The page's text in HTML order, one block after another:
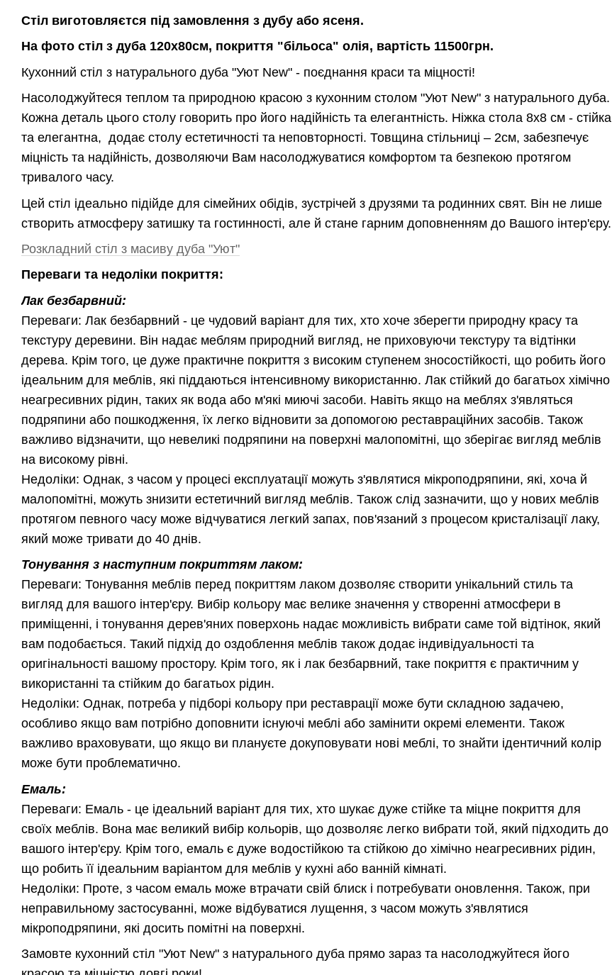
Стіл виготовляєтся під замовлення з дубу або ясеня.
На фото стіл з дуба 120х80см, покриття "більоса" олія, вартість 11500грн.
Кухонний стіл з натурального дуба "Уют New" - поєднання краси та міцності!
Насолоджуйтеся теплом та природною красою з кухонним столом "Уют New" з натурального дуба.
Кожна деталь цього столу говорить про його надійність та елегантність. Ніжка стола 8x8 см - стійка
та елегантна, додає столу естетичності та неповторності. Товщина стільниці – 2см, забезпечує
міцність та надійність, дозволяючи Вам насолоджуватися комфортом та безпекою протягом
тривалого часу.
Цей стіл ідеально підійде для сімейних обідів, зустрічей з друзями та родинних свят. Він не лише
створить атмосферу затишку та гостинності, але й стане гарним доповненням до Вашого інтер'єру.
Розкладний стіл з масиву дуба "Уют"
Переваги та недоліки покриття:
Лак безбарвний:
Переваги: Лак безбарвний - це чудовий варіант для тих, хто хоче зберегти природну красу та
текстуру деревини. Він надає меблям природний вигляд, не приховуючи текстуру та відтінки
дерева. Крім того, це дуже практичне покриття з високим ступенем зносостійкості, що робить його
ідеальним для меблів, які піддаються інтенсивному використанню. Лак стійкий до багатьох хімічно
неагресивних рідин, таких як вода або м'які миючі засоби. Навіть якщо на меблях з'являться
подряпини або пошкодження, їх легко відновити за допомогою реставраційних засобів. Також
важливо відзначити, що невеликі подряпини на поверхні малопомітні, що зберігає вигляд меблів
на високому рівні.
Недоліки: Однак, з часом у процесі експлуатації можуть з'являтися мікроподряпини, які, хоча й
малопомітні, можуть знизити естетичний вигляд меблів. Також слід зазначити, що у нових меблів
протягом певного часу може відчуватися легкий запах, пов'язаний з процесом кристалізації лаку,
який може тривати до 40 днів.
Тонування з наступним покриттям лаком:
Переваги: Тонування меблів перед покриттям лаком дозволяє створити унікальний стиль та
вигляд для вашого інтер'єру. Вибір кольору має велике значення у створенні атмосфери в
приміщенні, і тонування дерев'яних поверхонь надає можливість вибрати саме той відтінок, який
вам подобається. Такий підхід до оздоблення меблів також додає індивідуальності та
оригінальності вашому простору. Крім того, як і лак безбарвний, таке покриття є практичним у
використанні та стійким до багатьох рідин.
Недоліки: Однак, потреба у підборі кольору при реставрації може бути складною задачею,
особливо якщо вам потрібно доповнити існуючі меблі або замінити окремі елементи. Також
важливо враховувати, що якщо ви плануєте докуповувати нові меблі, то знайти ідентичний колір
може бути проблематично.
Емаль:
Переваги: Емаль - це ідеальний варіант для тих, хто шукає дуже стійке та міцне покриття для
своїх меблів. Вона має великий вибір кольорів, що дозволяє легко вибрати той, який підходить до
вашого інтер'єру. Крім того, емаль є дуже водостійкою та стійкою до хімічно неагресивних рідин,
що робить її ідеальним варіантом для меблів у кухні або ванній кімнаті.
Недоліки: Проте, з часом емаль може втрачати свій блиск і потребувати оновлення. Також, при
неправильному застосуванні, може відбуватися лущення, з часом можуть з'являтися
мікроподряпини, які досить помітні на поверхні.
Замовте кухонний стіл "Уют New" з натурального дуба прямо зараз та насолоджуйтеся його